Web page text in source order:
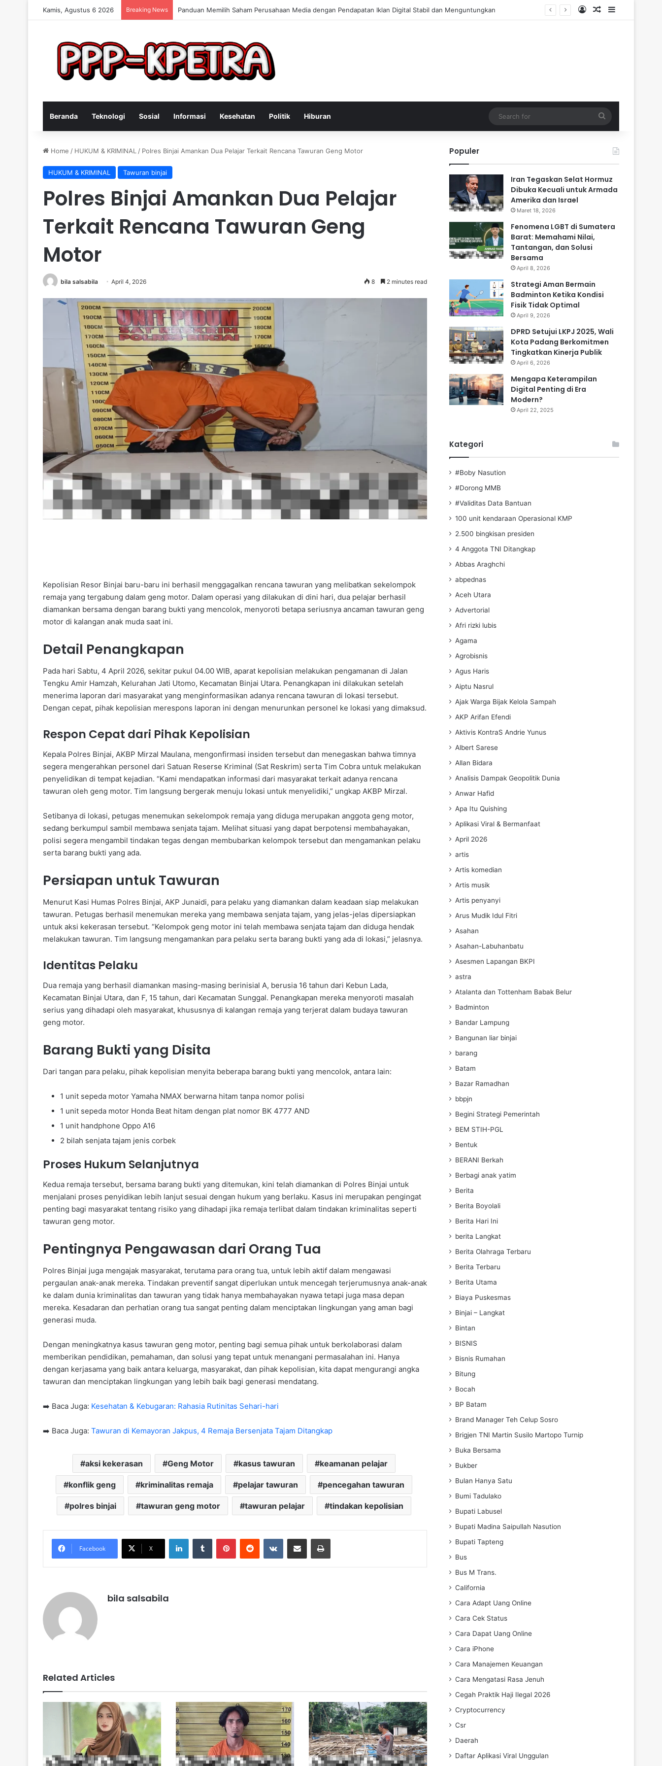
Kamis, Agustus 6 2026 Breaking News Keterampilan Konsultan Bisnis Online untuk Meningkatkan Pendapatan Berdasarkan Pengalaman Praktis Log InRandom Article
Sidebar
Beranda Teknologi Sosial Informasi Kesehatan Politik Hiburan
for
Home / HUKUM & KRIMINAL / Polres Binjai Amankan Dua Pelajar Terkait Rencana Tawuran Geng Motor
HUKUM & KRIMINAL Tawuran binjai
Polres Binjai Amankan Dua Pelajar
Terkait Rencana Tawuran Geng
Motor
bila salsabila April 4, 2026 8 2 minutes read
Kepolisian Resor Binjai baru-baru ini berhasil menggagalkan rencana tawuran yang melibatkan sekelompok
remaja yang tergabung dalam geng motor. Dalam operasi yang dilakukan di dini hari, dua pelajar berhasil
diamankan bersama dengan barang bukti yang mencolok, menyoroti betapa seriusnya ancaman tawuran geng
motor di kalangan anak muda saat ini.
Detail Penangkapan
Pada hari Sabtu, 4 April 2026, sekitar pukul 04.00 WIB, aparat kepolisian melakukan pengamanan di Jalan
Tengku Amir Hamzah, Kelurahan Jati Utomo, Kecamatan Binjai Utara. Penangkapan ini dilakukan setelah
menerima laporan dari masyarakat yang menginformasikan adanya rencana tawuran di lokasi tersebut.
Dengan cepat, pihak kepolisian merespons laporan ini dengan menurunkan personel ke lokasi yang dimaksud.
Respon Cepat dari Pihak Kepolisian
Kepala Polres Binjai, AKBP Mirzal Maulana, mengonfirmasi insiden tersebut dan menegaskan bahwa timnya
segera mengerahkan personel dari Satuan Reserse Kriminal (Sat Reskrim) serta Tim Cobra untuk melakukan
penyelidikan di tempat kejadian. “Kami mendapatkan informasi dari masyarakat terkait adanya rencana
tawuran oleh geng motor. Tim langsung bergerak menuju lokasi untuk menyelidiki,” ungkap AKBP Mirzal.
Setibanya di lokasi, petugas menemukan sekelompok remaja yang diduga merupakan anggota geng motor,
sedang berkumpul sambil membawa senjata tajam. Melihat situasi yang dapat berpotensi membahayakan,
polisi segera mengambil tindakan tegas dengan membubarkan kelompok tersebut dan mengamankan pelaku
serta barang bukti yang ada.
Persiapan untuk Tawuran
Menurut Kasi Humas Polres Binjai, AKP Junaidi, para pelaku yang diamankan dalam keadaan siap melakukan
tawuran. Petugas berhasil menemukan mereka yang membawa senjata tajam, yang jelas-jelas dipersiapkan
untuk aksi kekerasan tersebut. “Kelompok geng motor ini telah membawa senjata tajam dan diduga hendak
melakukan tawuran. Tim langsung mengamankan para pelaku serta barang bukti yang ada di lokasi,” jelasnya.
Identitas Pelaku
Dua remaja yang berhasil diamankan masing-masing berinisial A, berusia 16 tahun dari Kebun Lada,
Kecamatan Binjai Utara, dan F, 15 tahun, dari Kecamatan Sunggal. Penangkapan mereka menyoroti masalah
serius yang dihadapi oleh masyarakat, khususnya di kalangan remaja yang terjerat dalam budaya tawuran
geng motor.
Barang Bukti yang Disita
Dari tangan para pelaku, pihak kepolisian menyita beberapa barang bukti yang mencolok, antara lain:
1 unit sepeda motor Yamaha NMAX berwarna hitam tanpa nomor polisi
1 unit sepeda motor Honda Beat hitam dengan plat nomor BK 4777 AND
1 unit handphone Oppo A16
2 bilah senjata tajam jenis corbek
Proses Hukum Selanjutnya
Kedua remaja tersebut, bersama barang bukti yang ditemukan, kini telah diamankan di Polres Binjai untuk
menjalani proses penyidikan lebih lanjut sesuai dengan hukum yang berlaku. Kasus ini merupakan pengingat
penting bagi masyarakat tentang risiko yang dihadapi jika remaja terlibat dalam tindakan kriminalitas seperti
tawuran geng motor.
Pentingnya Pengawasan dari Orang Tua
Polres Binjai juga mengajak masyarakat, terutama para orang tua, untuk lebih aktif dalam mengawasi
pergaulan anak-anak mereka. Tindakan preventif sangat diperlukan untuk mencegah terjerumusnya anak-anak
ke dalam dunia kriminalitas dan tawuran yang tidak hanya membahayakan nyawa tetapi juga masa depan
mereka. Kesadaran dan perhatian orang tua sangat penting dalam menciptakan lingkungan yang aman bagi
generasi muda.
Dengan meningkatnya kasus tawuran geng motor, penting bagi semua pihak untuk berkolaborasi dalam
memberikan pendidikan, pemahaman, dan solusi yang tepat untuk menangani permasalahan ini. Hanya
dengan kerjasama yang baik antara keluarga, masyarakat, dan pihak kepolisian, kita dapat mengurangi angka
tawuran dan menciptakan lingkungan yang lebih baik bagi generasi mendatang.
➡️ Baca Juga: Kesehatan & Kebugaran: Rahasia Rutinitas Sehari-hari
➡️ Baca Juga: Tawuran di Kemayoran Jakpus, 4 Remaja Bersenjata Tajam Ditangkap
aksi kekerasan Geng Motor kasus tawuran keamanan pelajar
konflik geng kriminalitas remaja pelajar tawuran pencegahan tawuran
polres binjai tawuran geng motor tawuran pelajar tindakan kepolisian
Facebook X
LinkedInTumblr PinterestReddit VKontakteShare via Email Print
bila salsabila
Related Articles
Populer
Iran Tegaskan Selat Hormuz
Dibuka Kecuali untuk Armada
Amerika dan Israel
Maret 18, 2026
Fenomena LGBT di Sumatera
Barat: Memahami Nilai,
Tantangan, dan Solusi
Bersama
April 8, 2026
Strategi Aman Bermain
Badminton Ketika Kondisi
Fisik Tidak Optimal
April 9, 2026
DPRD Setujui LKPJ 2025, Wali
Kota Padang Berkomitmen
Tingkatkan Kinerja Publik
April 6, 2026
Mengapa Keterampilan
Digital Penting di Era
Modern?
April 22, 2025
Kategori
#Boby Nasution
#Dorong MMB
#Validitas Data Bantuan
100 unit kendaraan Operasional KMP
2.500 bingkisan presiden
4 Anggota TNI Ditangkap
Abbas Araghchi
abpednas
Aceh Utara
Advertorial
Afri rizki lubis
Agama
Agrobisnis
Agus Haris
Aiptu Nasrul
Ajak Warga Bijak Kelola Sampah
AKP Arifan Efendi
Aktivis KontraS Andrie Yunus
Albert Sarese
Allan Bidara
Analisis Dampak Geopolitik Dunia
Anwar Hafid
Apa Itu Quishing
Aplikasi Viral & Bermanfaat
April 2026
artis
Artis komedian
Artis musik
Artis penyanyi
Arus Mudik Idul Fitri
Asahan
Asahan-Labuhanbatu
Asesmen Lapangan BKPI
astra
Atalanta dan Tottenham Babak Belur
Badminton
Bandar Lampung
Bangunan liar binjai
barang
Batam
Bazar Ramadhan
bbpjn
Begini Strategi Pemerintah
BEM STIH-PGL
Bentuk
BERANI Berkah
Berbagi anak yatim
Berita
Berita Boyolali
Berita Hari Ini
berita Langkat
Berita Olahraga Terbaru
Berita Terbaru
Berita Utama
Biaya Puskesmas
Binjai – Langkat
Bintan
BISNIS
Bisnis Rumahan
Bitung
Bocah
BP Batam
Brand Manager Teh Celup Sosro
Brigjen TNI Martin Susilo Martopo Turnip
Buka Bersama
Bukber
Bulan Hanya Satu
Bumi Tadulako
Bupati Labusel
Bupati Madina Saipullah Nasution
Bupati Tapteng
Bus
Bus M Trans.
California
Cara Adapt Uang Online
Cara Cek Status
Cara Dapat Uang Online
Cara iPhone
Cara Manajemen Keuangan
Cara Mengatasi Rasa Jenuh
Cegah Praktik Haji Ilegal 2026
Cryptocurrency
Csr
Daerah
Daftar Aplikasi Viral Unggulan